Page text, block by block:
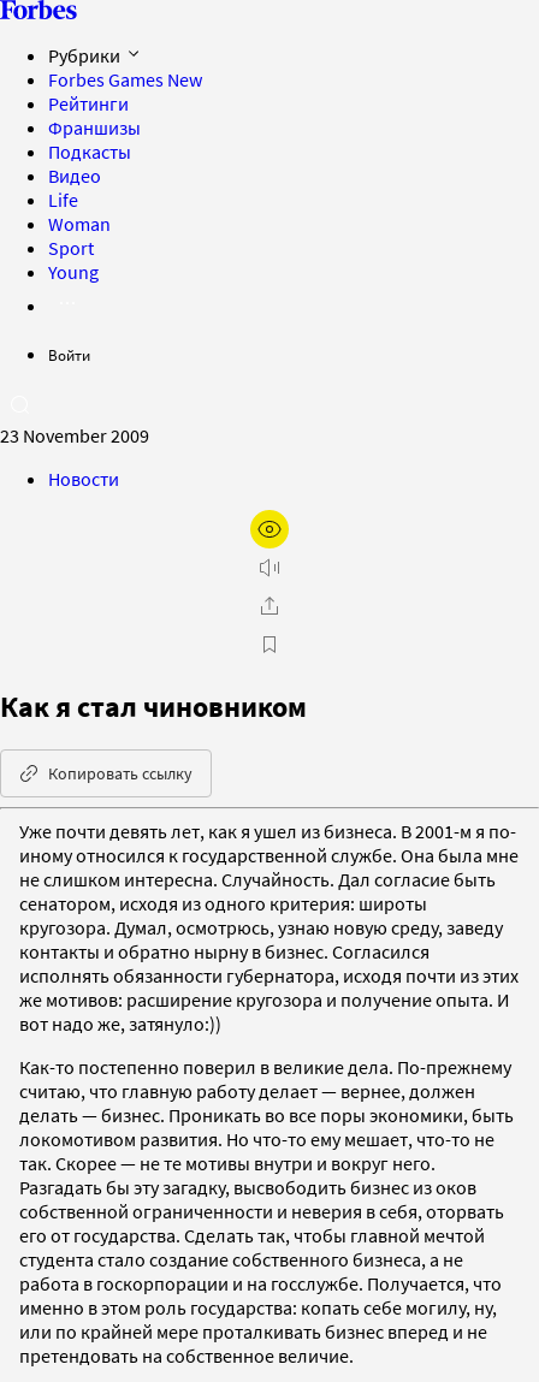
Рубрики
Forbes Games New
Рейтинги
Франшизы
Подкасты
Видео
Life
Woman
Sport
Young
Войти
23 November 2009
Новости
Как я стал чиновником
Копировать ссылку
Уже почти девять лет, как я ушел из бизнеса. В 2001-м я по-
иному относился к государственной службе. Она была мне
не слишком интересна. Случайность. Дал согласие быть
сенатором, исходя из одного критерия: широты
кругозора. Думал, осмотрюсь, узнаю новую среду, заведу
контакты и обратно нырну в бизнес. Согласился
исполнять обязанности губернатора, исходя почти из этих
же мотивов: расширение кругозора и получение опыта. И
вот надо же, затянуло:))
Как-то постепенно поверил в великие дела. По-прежнему
считаю, что главную работу делает — вернее, должен
делать — бизнес. Проникать во все поры экономики, быть
локомотивом развития. Но что-то ему мешает, что-то не
так. Скорее — не те мотивы внутри и вокруг него.
Разгадать бы эту загадку, высвободить бизнес из оков
собственной ограниченности и неверия в себя, оторвать
его от государства. Сделать так, чтобы главной мечтой
студента стало создание собственного бизнеса, а не
работа в госкорпорации и на госслужбе. Получается, что
именно в этом роль государства: копать себе могилу, ну,
или по крайней мере проталкивать бизнес вперед и не
претендовать на собственное величие.